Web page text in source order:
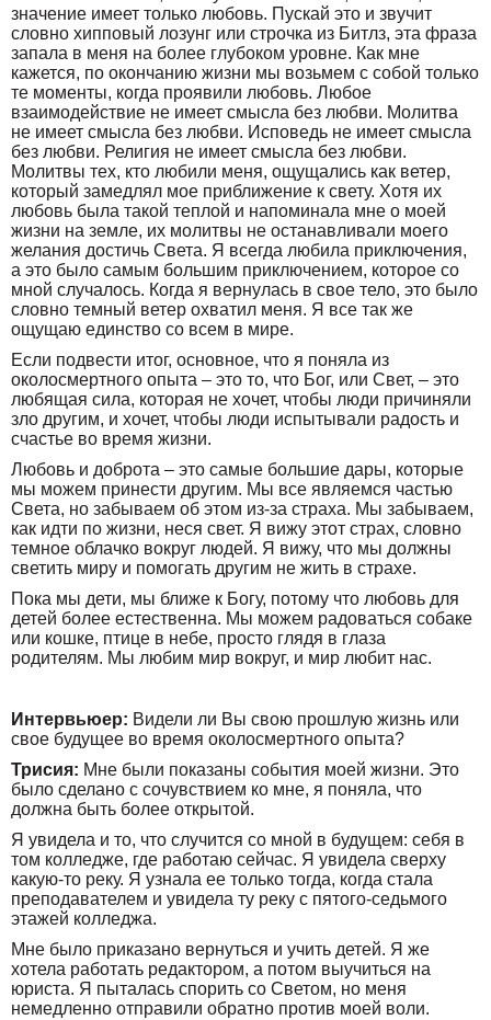
значение имеет только любовь. Пускай это и звучит
словно хипповый лозунг или строчка из Битлз, эта фраза
запала в меня на более глубоком уровне. Как мне
кажется, по окончанию жизни мы возьмем с собой только
те моменты, когда проявили любовь. Любое
взаимодействие не имеет смысла без любви. Молитва
не имеет смысла без любви. Исповедь не имеет смысла
без любви. Религия не имеет смысла без любви.
Молитвы тех, кто любили меня, ощущались как ветер,
который замедлял мое приближение к свету. Хотя их
любовь была такой теплой и напоминала мне о моей
жизни на земле, их молитвы не останавливали моего
желания достичь Света. Я всегда любила приключения,
а это было самым большим приключением, которое со
мной случалось. Когда я вернулась в свое тело, это было
словно темный ветер охватил меня. Я все так же
ощущаю единство со всем в мире.
Если подвести итог, основное, что я поняла из
околосмертного опыта – это то, что Бог, или Свет, – это
любящая сила, которая не хочет, чтобы люди причиняли
зло другим, и хочет, чтобы люди испытывали радость и
счастье во время жизни.
Любовь и доброта – это самые большие дары, которые
мы можем принести другим. Мы все являемся частью
Света, но забываем об этом из-за страха. Мы забываем,
как идти по жизни, неся свет. Я вижу этот страх, словно
темное облачко вокруг людей. Я вижу, что мы должны
светить миру и помогать другим не жить в страхе.
Пока мы дети, мы ближе к Богу, потому что любовь для
детей более естественна. Мы можем радоваться собаке
или кошке, птице в небе, просто глядя в глаза
родителям. Мы любим мир вокруг, и мир любит нас.
Интервьюер: Видели ли Вы свою прошлую жизнь или
свое будущее во время околосмертного опыта?
Трисия: Мне были показаны события моей жизни. Это
было сделано с сочувствием ко мне, я поняла, что
должна быть более открытой.
Я увидела и то, что случится со мной в будущем: себя в
том колледже, где работаю сейчас. Я увидела сверху
какую-то реку. Я узнала ее только тогда, когда стала
преподавателем и увидела ту реку с пятого-седьмого
этажей колледжа.
Мне было приказано вернуться и учить детей. Я же
хотела работать редактором, а потом выучиться на
юриста. Я пыталась спорить со Светом, но меня
немедленно отправили обратно против моей воли.